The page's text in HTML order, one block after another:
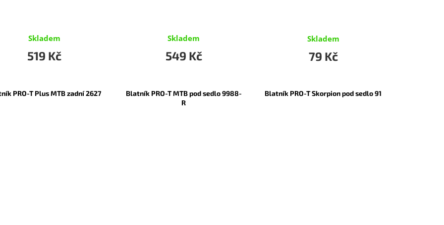
Skladem
519 Kč
Skladem
549 Kč
Skladem
79 Kč
PRO-T Plus MTB zadní 2627
Blatník PRO-T MTB pod sedlo 9988-
R
Blatník PRO-T Skorpion pod sedlo 91